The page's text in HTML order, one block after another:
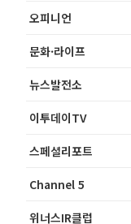
오피니언
문화·라이프
뉴스발전소
이투데이TV
스페셜리포트
Channel 5
위너스IR클럽